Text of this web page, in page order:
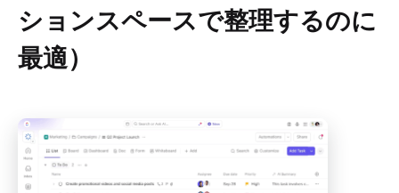
ションスペースで整理するのに
最適）